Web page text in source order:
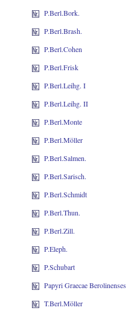
P.Berl.Bork.
P.Berl.Brash.
P.Berl.Cohen
P.Berl.Frisk
P.Berl.Leihg. I
P.Berl.Leihg. II
P.Berl.Monte
P.Berl.Möller
P.Berl.Salmen.
P.Berl.Sarisch.
P.Berl.Schmidt
P.Berl.Thun.
P.Berl.Zill.
P.Eleph.
P.Schubart
Papyri Graecae Berolinenses
T.Berl.Möller